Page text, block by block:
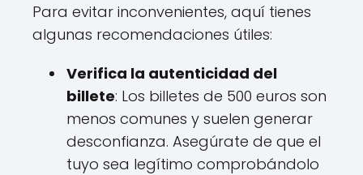
Para evitar inconvenientes, aquí tienes
algunas recomendaciones útiles:
Verifica la autenticidad del
billete: Los billetes de 500 euros son
menos comunes y suelen generar
desconfianza. Asegúrate de que el
tuyo sea legítimo comprobándolo